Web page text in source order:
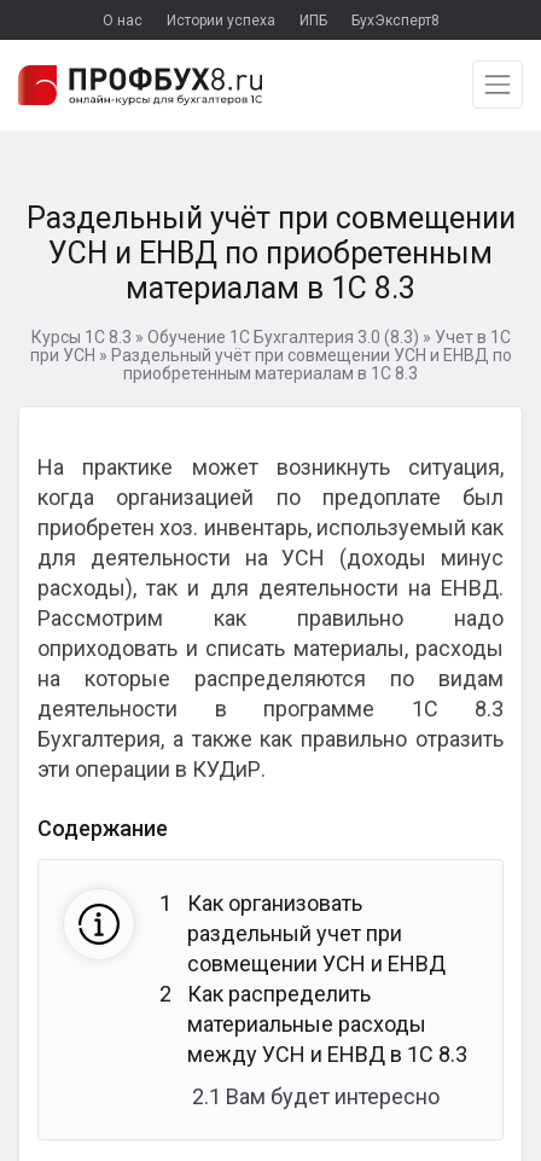
О нас Истории успеха ИПБ БухЭксперт8
Раздельный учёт при совмещении
УСН и ЕНВД по приобретенным
материалам в 1С 8.3
Курсы 1С 8.3 » Обучение 1С Бухгалтерия 3.0 (8.3) » Учет в 1С
при УСН » Раздельный учёт при совмещении УСН и ЕНВД по
приобретенным материалам в 1С 8.3
На практике может возникнуть ситуация,
когда организацией по предоплате был
приобретен хоз. инвентарь, используемый как
для деятельности на УСН (доходы минус
расходы), так и для деятельности на ЕНВД.
Рассмотрим как правильно надо
оприходовать и списать материалы, расходы
на которые распределяются по видам
деятельности в программе 1С 8.3
Бухгалтерия, а также как правильно отразить
эти операции в КУДиР.
Содержание
1
Как организовать
раздельный учет при
совмещении УСН и ЕНВД
2
Как распределить
материальные расходы
между УСН и ЕНВД в 1С 8.3
2.1 Вам будет интересно